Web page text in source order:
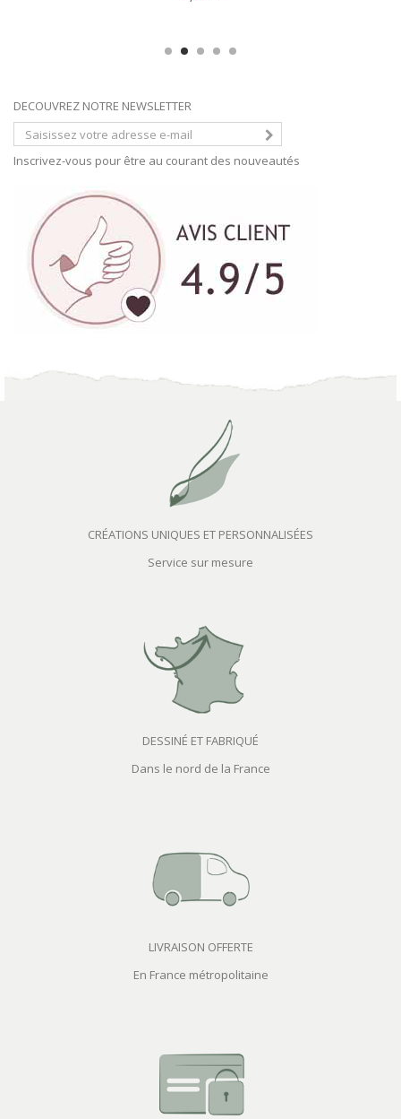
DECOUVREZ NOTRE NEWSLETTER
Inscrivez-vous pour être au courant des nouveautés
CRÉATIONS UNIQUES ET PERSONNALISÉES
Service sur mesure
DESSINÉ ET FABRIQUÉ
Dans le nord de la France
LIVRAISON OFFERTE
En France métropolitaine